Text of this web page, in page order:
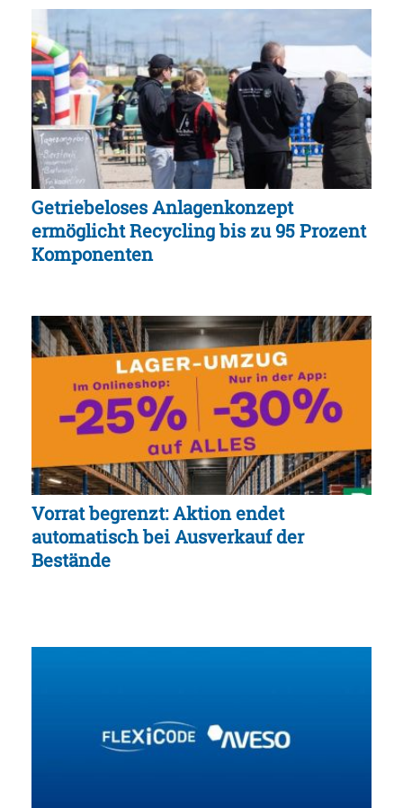
Getriebeloses Anlagenkonzept
ermöglicht Recycling bis zu 95 Prozent
Komponenten
Vorrat begrenzt: Aktion endet
automatisch bei Ausverkauf der
Bestände